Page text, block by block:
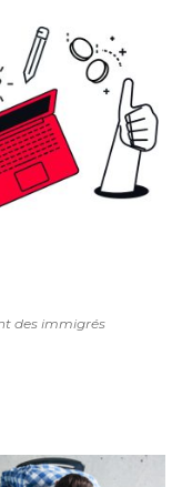
des immigrés